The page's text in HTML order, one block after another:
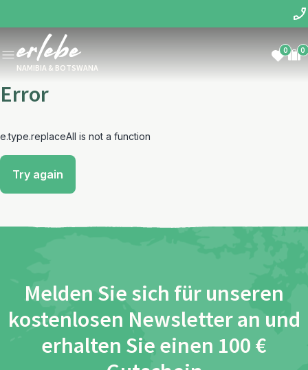
NAMIBIA & BOTSWANA
0 0
Error
e.type.replaceAll is not a function
Try again
Melden Sie sich für unseren
kostenlosen Newsletter an und
erhalten Sie einen 100 €